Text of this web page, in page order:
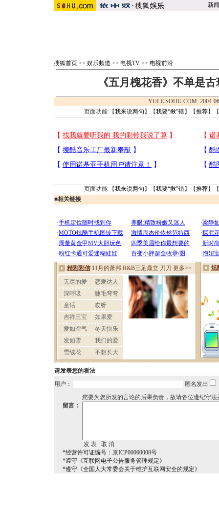
新闻
搜狐首页 >> 娱乐频道 >> 电视TV >> 电视前沿
《五月槐花香》不单是
YULE.SOHU.COM 2004-
页面功能 【我来说两句 】【我要“揪”错】【推荐】
页面功能 【我来说两句 】【我要“揪”错】【推荐】
■相关链接
请发表您的看法
用户：
匿名发出
您要为您所发的言论的后果负责，故请各位遵纪守
留言：
*经营许可证编号：京ICP00000008号
*遵守《互联网电子公告服务管理规定》
*遵守《全国人大常委会关于维护互联网安全的规定》